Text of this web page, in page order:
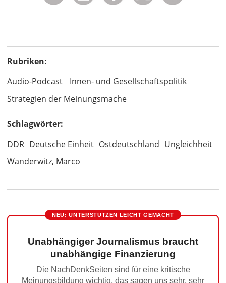
Rubriken:
Audio-Podcast
Innen- und Gesellschaftspolitik
Strategien der Meinungsmache
Schlagwörter:
DDR Deutsche Einheit Ostdeutschland Ungleichheit
Wanderwitz, Marco
NEU: UNTERSTÜTZEN LEICHT GEMACHT
Unabhängiger Journalismus braucht
unabhängige Finanzierung
Die NachDenkSeiten sind für eine kritische
Meinungsbildung wichtig, das sagen uns sehr, sehr